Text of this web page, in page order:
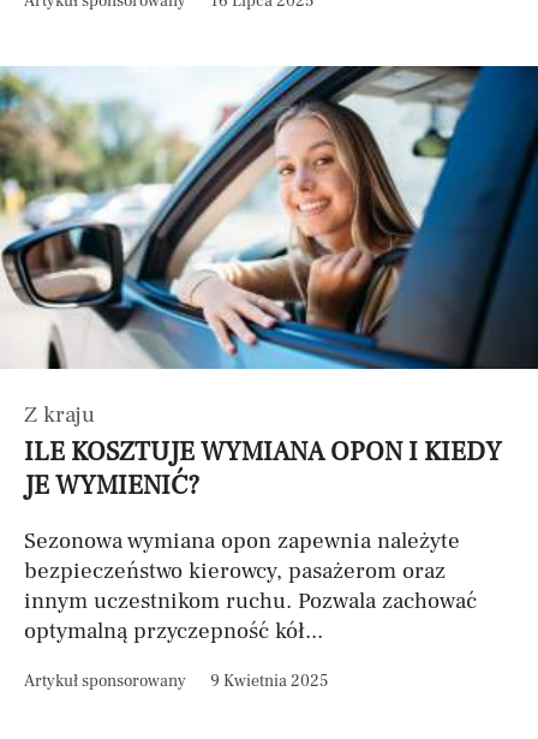
Z kraju
ILE KOSZTUJE WYMIANA OPON I KIEDY
JE WYMIENIĆ?
Sezonowa wymiana opon zapewnia należyte
bezpieczeństwo kierowcy, pasażerom oraz
innym uczestnikom ruchu. Pozwala zachować
optymalną przyczepność kół...
Artykuł sponsorowany 9 Kwietnia 2025